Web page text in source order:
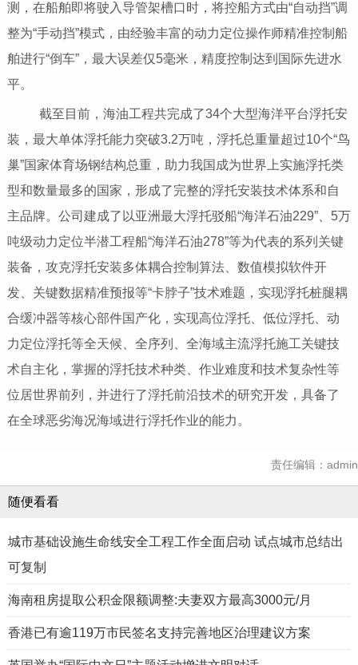
测，在船舶即将驶入导管架槽口时，将控船方式由“自动挡”调
整为“手动挡”模式，由经验丰富的动力定位操作师精准控制船
舶进行“倒车”，最大误差仅5毫米，精度控制达到国际先进水
平。
截至目前，海油工程共完成了34个大型海洋平台浮托安
装，最大单体浮托能力突破3.2万吨，浮托总重量超过10个“鸟
巢”国家体育场钢结构总重，助力我国成为世界上实施浮托类
型和数量最多的国家，形成了完整的浮托安装技术体系和自
主品牌。公司建成了以亚洲最大浮托驳船“海洋石油229”、5万
吨级动力定位半潜工程船“海洋石油278”等为代表的系列关键
装备，攻克浮托安装多体耦合控制算法、数值模拟软件开
发、关键数据精准预报等“卡脖子”技术难题，实现浮托桩腿耦
合缓冲器等核心部件国产化，实现高位浮托、低位浮托、动
力定位浮托等全天候、全序列、全海域主流浮托施工关键技
术自主化，掌握的浮托技术种类、作业难度和技术复杂性等
位居世界前列，并进行了浮托前沿技术的研究开发，具备了
在全球恶劣海况海域进行浮托作业的能力。
责任编辑：admin
随便看看
城市基础设施生命线安全工程工作全面启动 试点城市总结出
可复制
海南租房提取公积金限额调整:夫妻双方最高3000元/月
香港已有逾119万市民签名支持完善地区治理建议方案